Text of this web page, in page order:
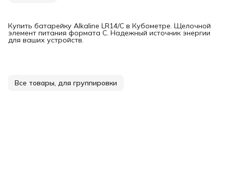
Купить батарейку Alkaline LR14/C в Кубометре. Щелочной
элемент питания формата C. Надежный источник энергии
для ваших устройств.
Все товары, для группировки